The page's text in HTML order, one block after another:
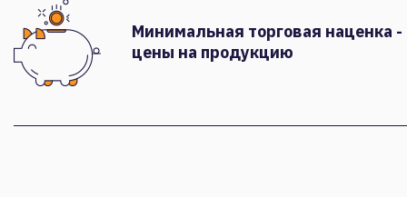
Минимальная торговая наценка
цены на продукцию